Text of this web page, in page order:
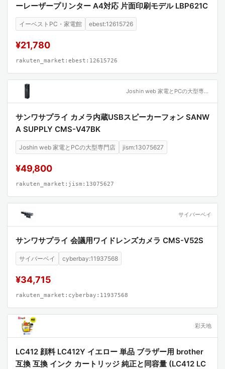
ーレーザープリンター A4対応 片面印刷モデル LBP621C
イーベストPC・家電館 ebest:12615726
¥21,780
rakuten_market:ebest:12615726
Joshin web 家電とPCの大型専門店
サンワサプライ カメラ内蔵USBスピーカーフォン SANW
A SUPPLY CMS-V47BK
Joshin web 家電とPCの大型専門店 jism:13075627
¥49,800
rakuten_market:jism:13075627
サイバーベイ
サンワサプライ 会議用ワイドレンズカメラ CMS-V52S
サイバーベイ cyberbay:11937568
¥34,715
rakuten_market:cyberbay:11937568
彩天地
LC412 顔料 LC412Y イエロー 単品 ブラザー用 brother
互換 互換 インク カートリッジ 純正と同容量 (LC412 LC